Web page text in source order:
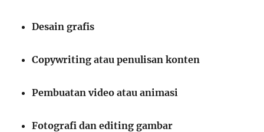
Desain grafis
Copywriting atau penulisan konten
Pembuatan video atau animasi
Fotografi dan editing gambar